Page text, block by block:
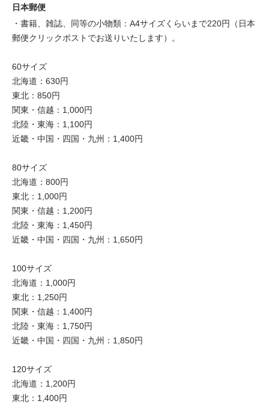
日本郵便
・書籍、雑誌、同等の小物類：A4サイズくらいまで220円（日本
郵便クリックポストでお送りいたします）。
60サイズ
北海道：630円
東北：850円
関東・信越：1,000円
北陸・東海：1,100円
近畿・中国・四国・九州：1,400円
80サイズ
北海道：800円
東北：1,000円
関東・信越：1,200円
北陸・東海：1,450円
近畿・中国・四国・九州：1,650円
100サイズ
北海道：1,000円
東北：1,250円
関東・信越：1,400円
北陸・東海：1,750円
近畿・中国・四国・九州：1,850円
120サイズ
北海道：1,200円
東北：1,400円